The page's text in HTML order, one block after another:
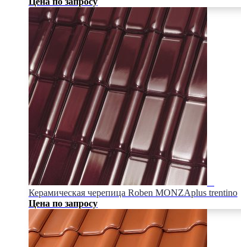
Керамическая черепица Roben MONZAplus trentino
Цена по запросу